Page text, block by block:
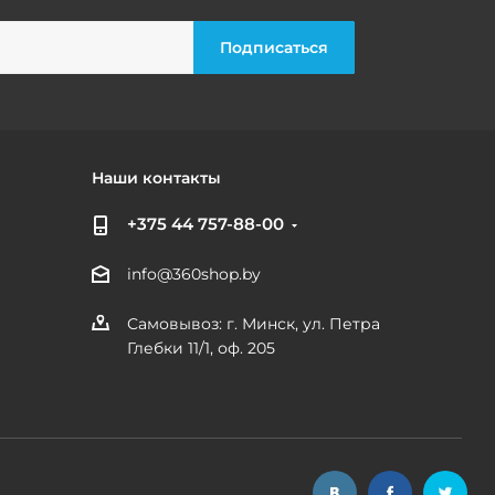
Наши контакты
+375 44 757-88-00
info@360shop.by
Самовывоз: г. Минск, ул. Петра
Глебки 11/1, оф. 205